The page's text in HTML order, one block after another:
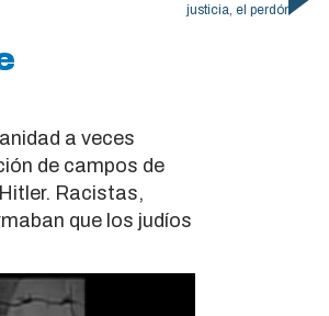
justicia, el perdón
a veces
de campos de
Racistas,
que los judíos